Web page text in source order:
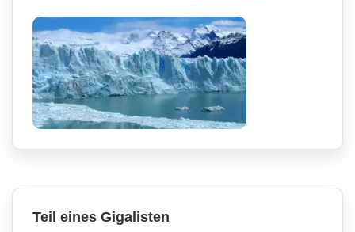
Teil eines Gigalisten